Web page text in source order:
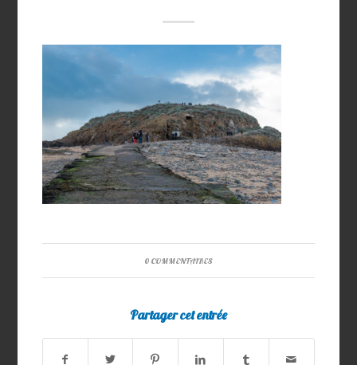
0 COMMENTAIRES
Partager cet entrée